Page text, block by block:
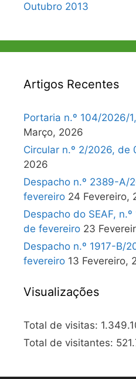
Outubro 2013
Artigos Recentes
Portaria n.º 104/2026/
Março, 2026
Circular n.º 2/2026, de
2026
Despacho n.º 2389-A/
fevereiro 24 Fevereiro,
Despacho do SEAF,
de fevereiro 23
Despacho n.º 1917-B/
fevereiro 13 Fevereiro,
Visualizações
Total de visitas:
Total de visitantes: